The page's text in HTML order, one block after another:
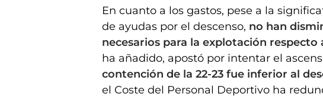
En cuanto a los gastos, pese a la
de ayudas por el descenso, no han
necesarios para la explotación respecto
ha añadido, apostó por intentar el
contención de la 22-23 fue inferior al
el Coste del Personal Deportivo ha